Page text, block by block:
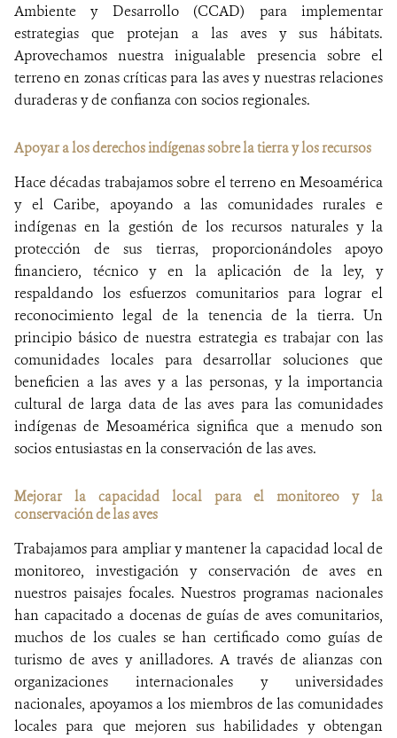
Ambiente y Desarrollo (CCAD) para implementar
estrategias que protejan a las aves y sus hábitats.
Aprovechamos nuestra inigualable presencia sobre el
terreno en zonas críticas para las aves y nuestras relaciones
duraderas y de confianza con socios regionales.
Apoyar a los derechos indígenas sobre la tierra y los recursos
Hace décadas trabajamos sobre el terreno en Mesoamérica
y el Caribe, apoyando a las comunidades rurales e
indígenas en la gestión de los recursos naturales y la
protección de sus tierras, proporcionándoles apoyo
financiero, técnico y en la aplicación de la ley, y
respaldando los esfuerzos comunitarios para lograr el
reconocimiento legal de la tenencia de la tierra. Un
principio básico de nuestra estrategia es trabajar con las
comunidades locales para desarrollar soluciones que
beneficien a las aves y a las personas, y la importancia
cultural de larga data de las aves para las comunidades
indígenas de Mesoamérica significa que a menudo son
socios entusiastas en la conservación de las aves.
Mejorar la capacidad local para el monitoreo y la
conservación de las aves
Trabajamos para ampliar y mantener la capacidad local de
monitoreo, investigación y conservación de aves en
nuestros paisajes focales. Nuestros programas nacionales
han capacitado a docenas de guías de aves comunitarios,
muchos de los cuales se han certificado como guías de
turismo de aves y anilladores. A través de alianzas con
organizaciones internacionales y universidades
nacionales, apoyamos a los miembros de las comunidades
locales para que mejoren sus habilidades y obtengan